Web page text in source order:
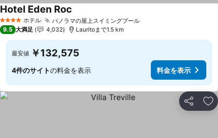
4 ホテルのランク
ホテル パノラマの屋上スイミングプール
Hotel Eden Roc
9.5 大満足 4,032 Lauritoまで1.5 km
最安値 ￥132,575
4件のサイトの料金を表示 料金を表示
シェア お